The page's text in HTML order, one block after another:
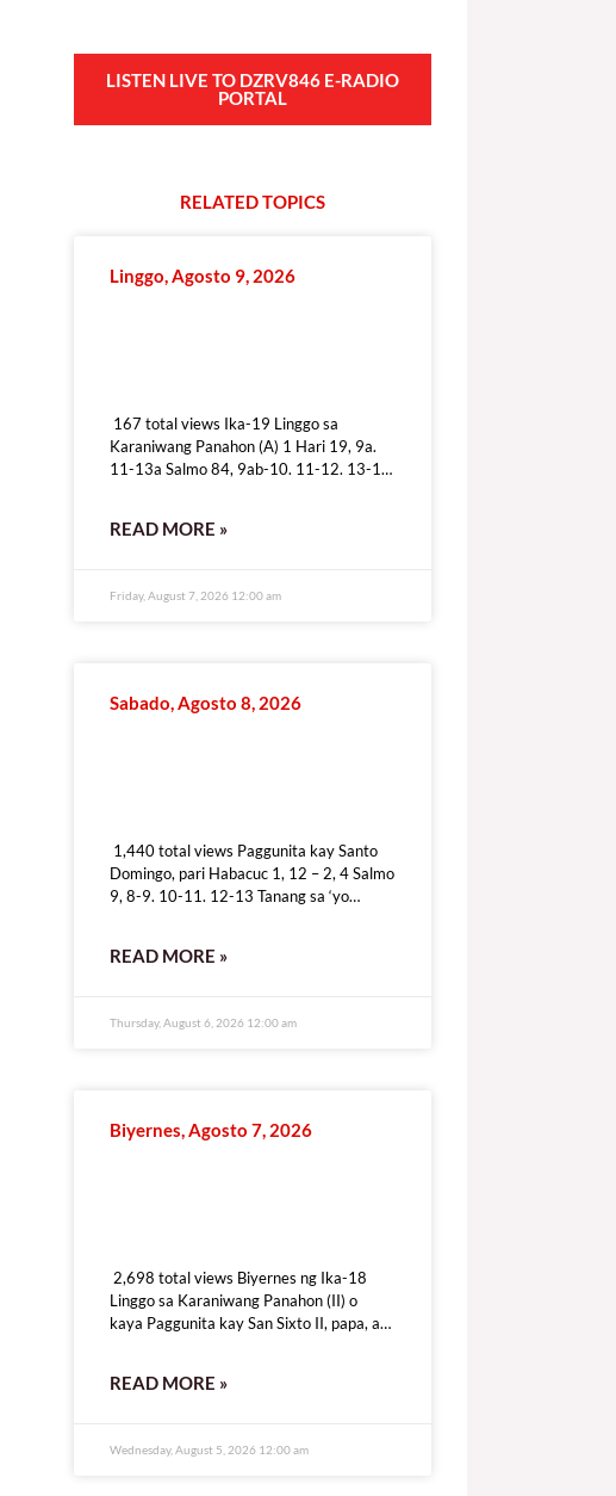
LISTEN LIVE TO DZRV846 E-RADIO
PORTAL
RELATEDTOPICS
Linggo, Agosto 9, 2026
167 total views Ika-19 Linggo sa
Karaniwang Panahon (A) 1 Hari 19, 9a.
11-13a Salmo 84, 9ab-10. 11-12. 13-14
READ MORE »
Friday, August 7, 2026 12:00 am
Sabado, Agosto 8, 2026
1,440 total views Paggunita kay Santo
Domingo, pari Habacuc 1, 12 – 2, 4 Salmo
9, 8-9. 10-11. 12-13 Tanang sa ‘yo
READ MORE »
Thursday, August 6, 2026 12:00 am
Biyernes, Agosto 7, 2026
2,698 total views Biyernes ng Ika-18
Linggo sa Karaniwang Panahon (II) o
kaya Paggunita kay San Sixto II, papa, at
READ MORE »
Wednesday, August 5, 2026 12:00 am